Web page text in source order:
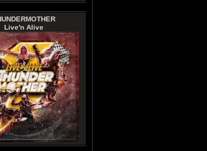
Live'n Alive